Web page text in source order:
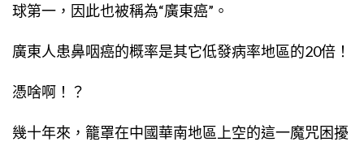
球第一，因此也被稱為“廣東癌”。
廣東人患鼻咽癌的概率是其它低發病率地區的20倍！
憑啥啊！？
幾十年來，籠罩在中國華南地區上空的這一魔咒困擾